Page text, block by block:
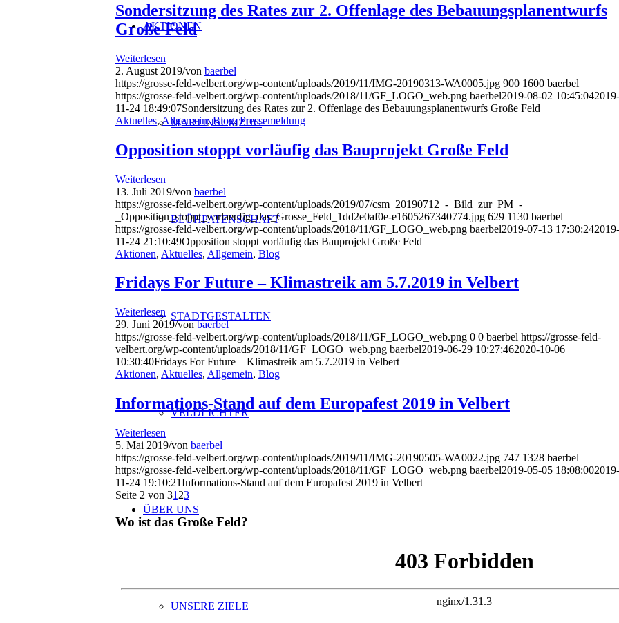
AKTIONEN
MARTINSUMZUG
BLÜHPATENSCHAFT
STADTGESTALTEN
VELDLICHTER
ÜBER UNS
UNSERE ZIELE
Sondersitzung des Rates zur 2. Offenlage des Bebauungsplanentwurfs
Große Feld
Weiterlesen
2. August 2019/von baerbel
https://grosse-feld-velbert.org/wp-content/uploads/2019/11/IMG-20190313-WA0005.jpg 900 1600 baerbel
https://grosse-feld-velbert.org/wp-content/uploads/2018/11/GF_LOGO_web.png baerbel2019-08-02 10:45:042019-
11-24 18:49:07Sondersitzung des Rates zur 2. Offenlage des Bebauungsplanentwurfs Große Feld
Aktuelles,Allgemein,Blog,Pressemeldung
Opposition stoppt vorläufig das Bauprojekt Große Feld
Weiterlesen
13. Juli 2019/von baerbel
https://grosse-feld-velbert.org/wp-content/uploads/2019/07/csm_20190712_-_Bild_zur_PM_-
_Opposition_stoppt_vorlaeufig_das_Grosse_Feld_1dd2e0af0e-e1605267340774.jpg 629 1130 baerbel
https://grosse-feld-velbert.org/wp-content/uploads/2018/11/GF_LOGO_web.png baerbel2019-07-13 17:30:242019-
11-24 21:10:49Opposition stoppt vorläufig das Bauprojekt Große Feld
Aktionen, Aktuelles, Allgemein, Blog
Fridays For Future – Klimastreik am 5.7.2019 in Velbert
Weiterlesen
29. Juni 2019/vonbaerbel
https://grosse-feld-velbert.org/wp-content/uploads/2018/11/GF_LOGO_web.png 0 0 baerbel https://grosse-feld-
velbert.org/wp-content/uploads/2018/11/GF_LOGO_web.png baerbel2019-06-29 10:27:462020-10-06
10:30:40Fridays For Future – Klimastreik am 5.7.2019 in Velbert
Aktionen, Aktuelles, Allgemein, Blog
Informations-Stand auf dem Europafest 2019 in Velbert
Weiterlesen
5. Mai 2019/von baerbel
https://grosse-feld-velbert.org/wp-content/uploads/2019/11/IMG-20190505-WA0022.jpg 747 1328 baerbel
https://grosse-feld-velbert.org/wp-content/uploads/2018/11/GF_LOGO_web.png baerbel2019-05-05 18:08:002019-
11-24 19:10:21Informations-Stand auf dem Europafest 2019 in Velbert
Seite 2 von 31 23
Wo ist das Große Feld?